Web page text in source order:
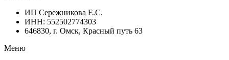
ИП Сережникова Е.С.
ИНН: 552502774303
646830, г. Омск, Красный путь 63
Меню